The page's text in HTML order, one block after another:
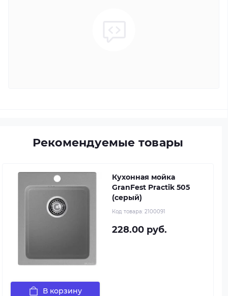
Рекомендуемые товары
Кухонная мойка
GranFest Practik 505
(серый)
Код товара: 2100091
228.00 руб.
В корзину